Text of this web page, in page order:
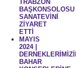
TRABZON
BAŞKONSOLOSU
SANATEVİNİ
ZİYARET
ETTİ
MAYIS
2024 |
BAHAR